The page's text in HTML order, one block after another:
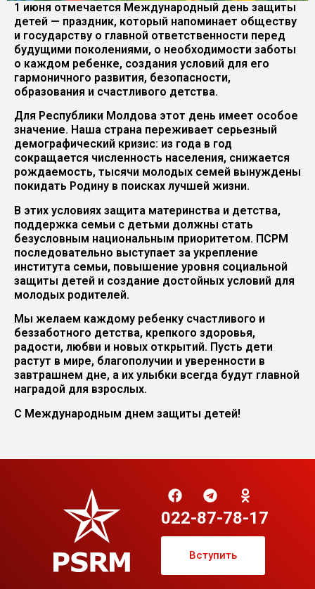
1 июня отмечается Международный день защиты
детей — праздник, который напоминает обществу
и государству о главной ответственности перед
будущими поколениями, о необходимости заботы
о каждом ребенке, создания условий для его
гармоничного развития, безопасности,
образования и счастливого детства.
Для Республики Молдова этот день имеет особое
значение. Наша страна переживает серьезный
демографический кризис: из года в год
сокращается численность населения, снижается
рождаемость, тысячи молодых семей вынуждены
покидать Родину в поисках лучшей жизни.
В этих условиях защита материнства и детства,
поддержка семьи с детьми должны стать
безусловным национальным приоритетом. ПСРМ
последовательно выступает за укрепление
института семьи, повышение уровня социальной
защиты детей и создание достойных условий для
молодых родителей.
Мы желаем каждому ребенку счастливого и
беззаботного детства, крепкого здоровья,
радости, любви и новых открытий. Пусть дети
растут в мире, благополучии и уверенности в
завтрашнем дне, а их улыбки всегда будут главной
наградой для взрослых.
С Международным днем защиты детей!
022-87-78-17
Вступить